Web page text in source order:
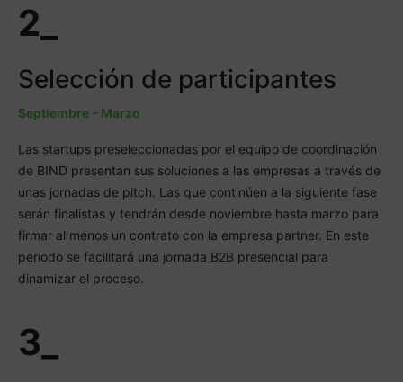
2_
Selección de participantes
Septiembre - Marzo
Las startups preseleccionadas por el equipo de coordinación
de BIND presentan sus soluciones a las empresas a través de
unas jornadas de pitch. Las que continúen a la siguiente fase
serán finalistas y tendrán desde noviembre hasta marzo para
firmar al menos un contrato con la empresa partner. En este
periodo se facilitará una jornada B2B presencial para
dinamizar el proceso.
3_